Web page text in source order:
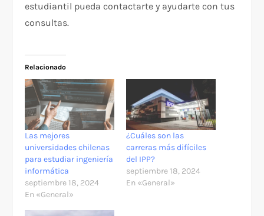
estudiantil pueda contactarte y ayudarte con tus
consultas.
Relacionado
Las mejores
universidades chilenas
para estudiar ingeniería
informática
septiembre 18, 2024
En «General»
¿Cuáles son las
carreras más difíciles
del IPP?
septiembre 18, 2024
En «General»